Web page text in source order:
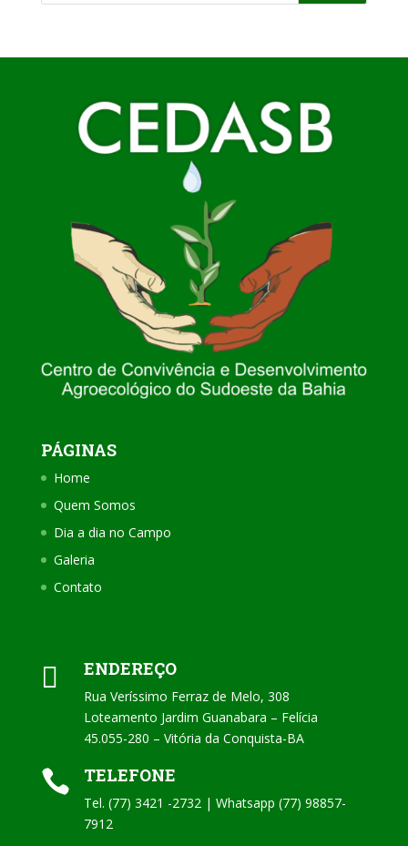
PÁGINAS
Home
Quem Somos
Dia a dia no Campo
Galeria
Contato
 ENDEREÇO
Rua Veríssimo Ferraz de Melo, 308
Loteamento Jardim Guanabara – Felícia
45.055-280 – Vitória da Conquista-BA
 TELEFONE
Tel. (77) 3421 -2732 | Whatsapp (77) 98857-
7912